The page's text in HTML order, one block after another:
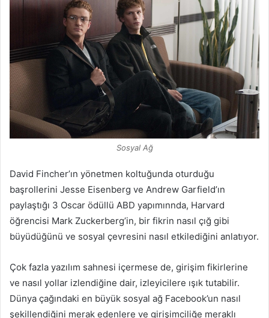
Sosyal Ağ
David Fincher’ın yönetmen koltuğunda oturduğu
başrollerini Jesse Eisenberg ve Andrew Garfield’ın
paylaştığı 3 Oscar ödüllü ABD yapımınnda, Harvard
öğrencisi Mark Zuckerberg’in, bir fikrin nasıl çığ gibi
büyüdüğünü ve sosyal çevresini nasıl etkilediğini anlatıyor.
Çok fazla yazılım sahnesi içermese de, girişim fikirlerine
ve nasıl yollar izlendiğine dair, izleyicilere ışık tutabilir.
Dünya çağındaki en büyük sosyal ağ Facebook’un nasıl
şekillendiğini merak edenlere ve girişimciliğe meraklı